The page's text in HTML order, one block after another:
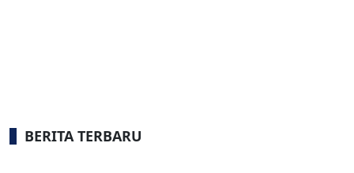
BERITA TERBARU